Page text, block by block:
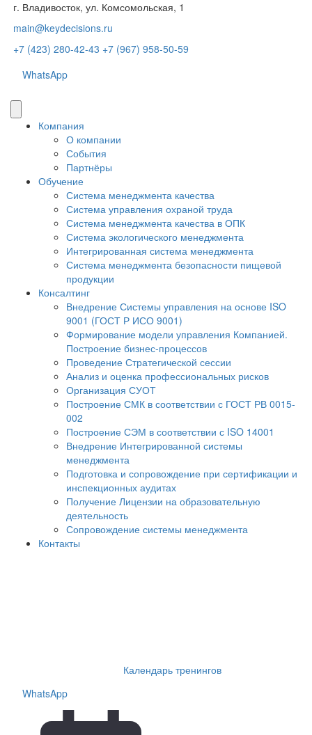
г. Владивосток, ул. Комсомольская, 1
main@keydecisions.ru
+7 (423) 280-42-43 +7 (967) 958-50-59
WhatsApp
Компания
О компании
События
Партнёры
Обучение
Система менеджмента качества
Система управления охраной труда
Система менеджмента качества в ОПК
Система экологического менеджмента
Интегрированная система менеджмента
Система менеджмента безопасности пищевой
продукции
Консалтинг
Внедрение Системы управления на основе ISO
9001 (ГОСТ Р ИСО 9001)
Формирование модели управления Компанией.
Построение бизнес-процессов
Проведение Стратегической сессии
Анализ и оценка профессиональных рисков
Организация СУОТ
Построение СМК в соответствии с ГОСТ РВ 0015-
002
Построение СЭМ в соответствии с ISO 14001
Внедрение Интегрированной системы
менеджмента
Подготовка и сопровождение при сертификации и
инспекционных аудитах
Получение Лицензии на образовательную
деятельность
Сопровождение системы менеджмента
Контакты
Календарь тренингов
WhatsApp